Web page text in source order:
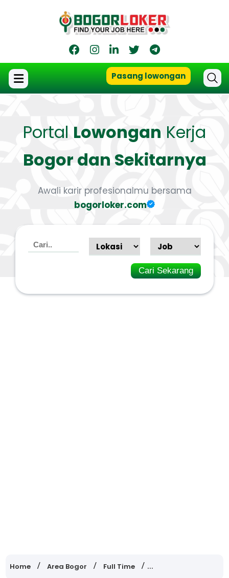
Pasang lowongan
Portal Lowongan Kerja
Bogor dan Sekitarnya
Awali karir profesionalmu bersama
bogorloker.com
Cari Sekarang
Home Area Bogor Full Time Lowongan Kerja